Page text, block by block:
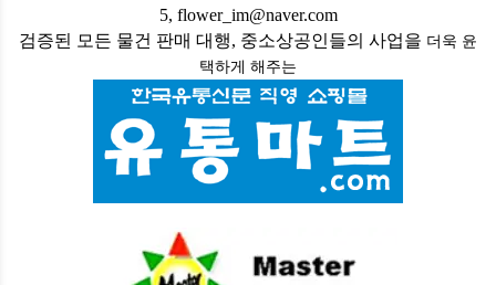
5, flower_im@naver.com
검증된 모든 물건 판매 대행, 중소상공인들의 사업을 더욱 윤
택하게 해주는